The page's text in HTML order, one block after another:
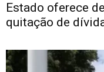
Estado oferece
quitação de